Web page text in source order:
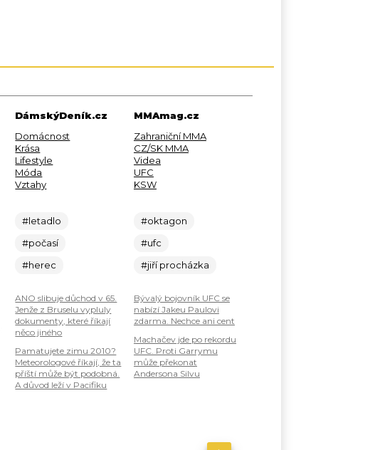
DámskýDeník.cz
Domácnost
Krása
Lifestyle
Móda
Vztahy
#letadlo
#počasí
#herec
ANO slibuje důchod v 65.
Jenže z Bruselu vypluly
dokumenty, které říkají
něco jiného
Pamatujete zimu 2010?
Meteorologové říkají, že ta
příští může být podobná.
A důvod leží v Pacifiku
MMAmag.cz
Zahraniční MMA
CZ/SK MMA
Videa
UFC
KSW
#oktagon
#ufc
#jiří procházka
Bývalý bojovník UFC se
nabízí Jakeu Paulovi
zdarma. Nechce ani cent
Machačev jde po rekordu
UFC. Proti Garrymu
může překonat
Andersona Silvu